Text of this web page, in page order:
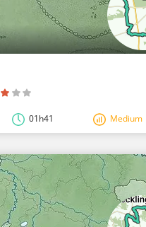
01h41 Medium